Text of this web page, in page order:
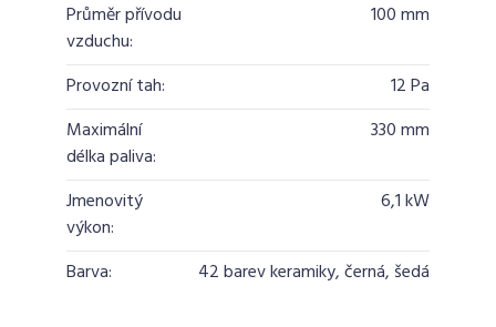
Průměr přívodu
vzduchu:
100 mm
Provozní tah:
12 Pa
Maximální
délka paliva:
330 mm
Jmenovitý
výkon:
6,1 kW
Barva: 42 barev keramiky, černá, šedá